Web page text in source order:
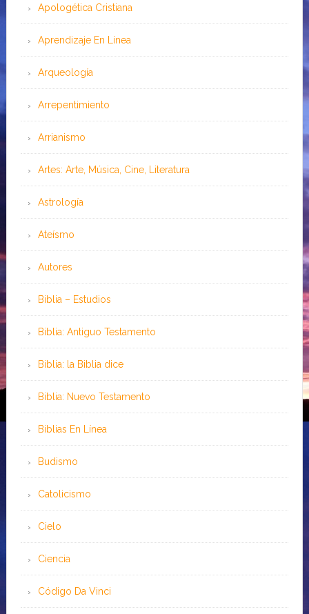
Apologética Cristiana
Aprendizaje En Línea
Arqueología
Arrepentimiento
Arrianismo
Artes: Arte, Música, Cine, Literatura
Astrología
Ateísmo
Autores
Biblia – Estudios
Biblia: Antiguo Testamento
Biblia: la Biblia dice
Biblia: Nuevo Testamento
Bíblias En Línea
Budismo
Catolicismo
Cielo
Ciencia
Código Da Vinci